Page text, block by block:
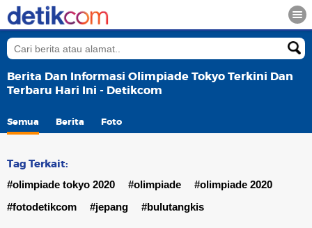
Berita Dan Informasi Olimpiade Tokyo Terkini Dan
Terbaru Hari Ini - Detikcom
Semua Berita Foto
Tag Terkait:
#olimpiade tokyo 2020 #olimpiade
#olimpiade 2020
#fotodetikcom
#jepang #bulutangkis